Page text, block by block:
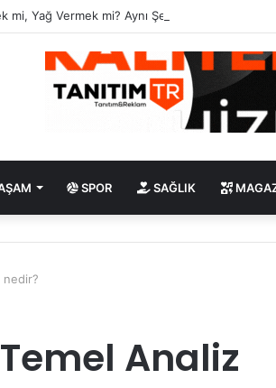
mi, Yağ Vermek mi? Aynı Şey Sanıyoruz Ama
SPOR SAĞLIK
nedir?
Analiz